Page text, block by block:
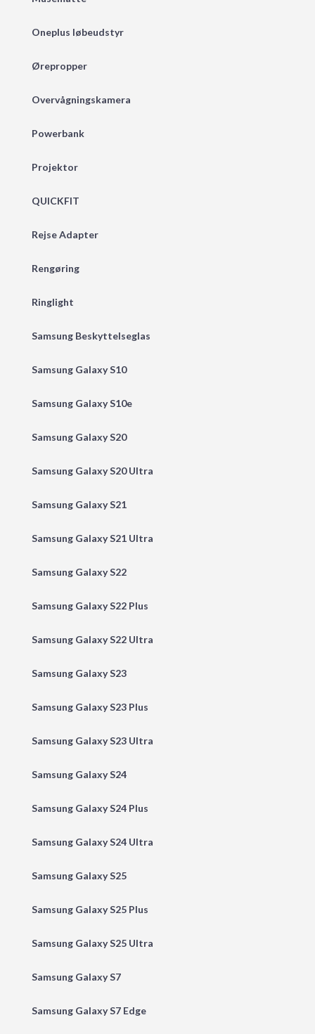
Oneplus løbeudstyr
Ørepropper
Overvågningskamera
Powerbank
Projektor
QUICKFIT
Rejse Adapter
Rengøring
Ringlight
Samsung Beskyttelseglas
Samsung Galaxy S10
Samsung Galaxy S10e
Samsung Galaxy S20
Samsung Galaxy S20 Ultra
Samsung Galaxy S21
Samsung Galaxy S21 Ultra
Samsung Galaxy S22
Samsung Galaxy S22 Plus
Samsung Galaxy S22 Ultra
Samsung Galaxy S23
Samsung Galaxy S23 Plus
Samsung Galaxy S23 Ultra
Samsung Galaxy S24
Samsung Galaxy S24 Plus
Samsung Galaxy S24 Ultra
Samsung Galaxy S25
Samsung Galaxy S25 Plus
Samsung Galaxy S25 Ultra
Samsung Galaxy S7
Samsung Galaxy S7 Edge